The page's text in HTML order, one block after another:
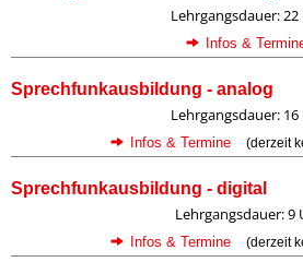
Lehrgangsdauer: 22
Infos &
Sprechfunkausbildung - analog
Lehrgangsdauer: 16
Infos & Termine (derzeit
Sprechfunkausbildung - digital
Lehrgangsdauer: 9
Infos & Termine (derzeit